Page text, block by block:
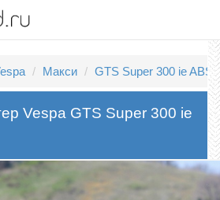
Макси GTS Super 300 ie ABS
Vespa GTS Super 300 ie